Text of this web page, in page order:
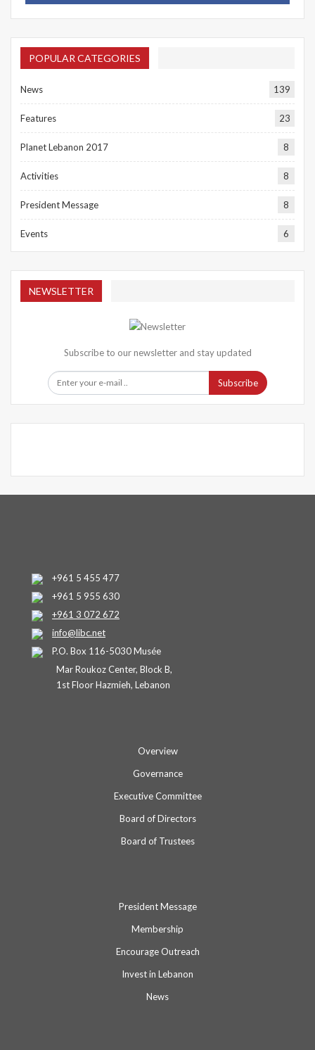
POPULAR CATEGORIES
News 139
Features 23
Planet Lebanon 2017 8
Activities 8
President Message 8
Events 6
NEWSLETTER
Subscribe to our newsletter and stay updated
Subscribe
+961 5 455 477
+961 5 955 630
+961 3 072 672
info@libc.net
P.O. Box 116-5030 Musée
Mar Roukoz Center, Block B,
1st Floor Hazmieh, Lebanon
Overview
Governance
Executive Committee
Board of Directors
Board of Trustees
President Message
Membership
Encourage Outreach
Invest in Lebanon
News